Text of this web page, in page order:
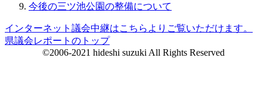
今後の三ツ池公園の整備について
インターネット議会中継はこちらよりご覧いただけます。
県議会レポートのトップ
©2006-2021 hideshi suzuki All Rights Reserved